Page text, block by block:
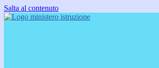
Salta al contenuto